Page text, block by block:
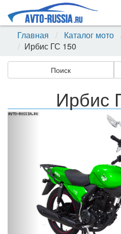
Главная
Каталог мото
Ирбис ГС 150
Поиск
Ирбис
Назад